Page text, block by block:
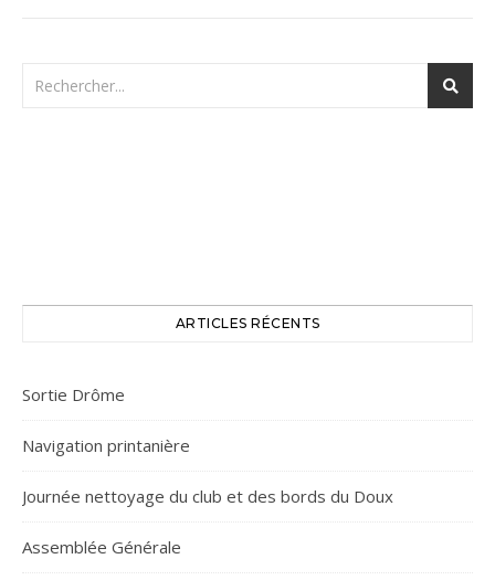
ARTICLES RÉCENTS
Sortie Drôme
Navigation printanière
Journée nettoyage du club et des bords du Doux
Assemblée Générale